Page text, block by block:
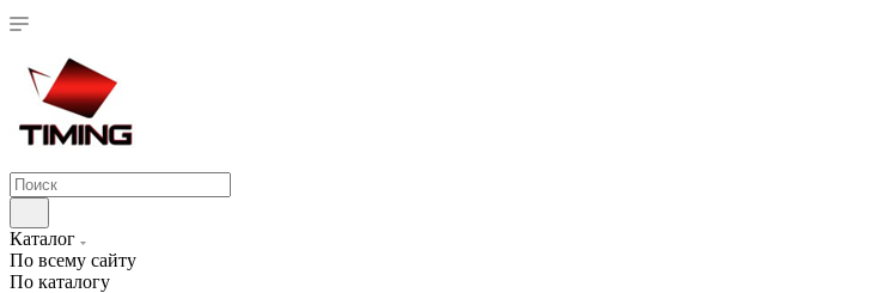
Каталог
По всему сайту
По каталогу